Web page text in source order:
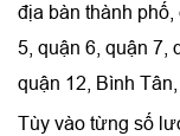
địa bàn thành phố,
5, quận 6, quận 7,
quận 12, Bình
Tùy vào từng số